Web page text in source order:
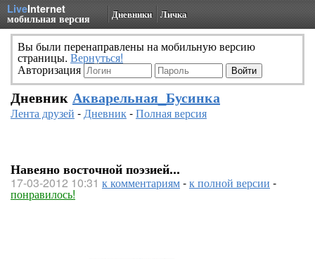
LiveInternet
мобильная версия Дневники Личка
Вы были перенаправлены на мобильную версию
страницы. Вернуться!
Авторизация
Дневник Акварельная_Бусинка
Лента друзей -Дневник-Полная версия
Навеяно восточной поэзией...
17-03-2012 10:31 к комментариям-к полной версии -
понравилось!